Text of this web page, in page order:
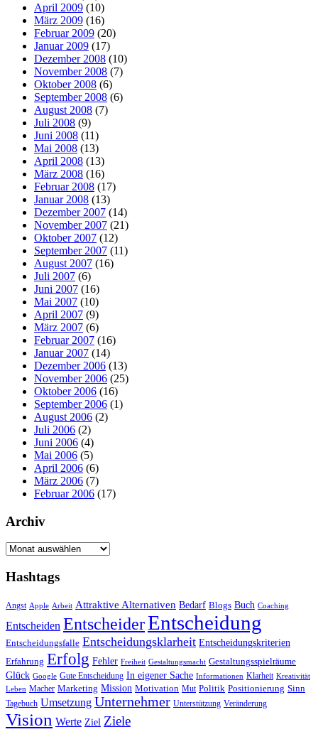
April 2009 (10)
März 2009 (16)
Februar 2009 (20)
Januar 2009 (17)
Dezember 2008 (10)
November 2008 (7)
Oktober 2008 (6)
September 2008 (6)
August 2008 (7)
Juli 2008 (9)
Juni 2008 (11)
Mai 2008 (13)
April 2008 (13)
März 2008 (16)
Februar 2008 (17)
Januar 2008 (13)
Dezember 2007 (14)
November 2007 (21)
Oktober 2007 (12)
September 2007 (11)
August 2007 (16)
Juli 2007 (6)
Juni 2007 (16)
Mai 2007 (10)
April 2007 (9)
März 2007 (6)
Februar 2007 (16)
Januar 2007 (14)
Dezember 2006 (13)
November 2006 (25)
Oktober 2006 (16)
September 2006 (1)
August 2006 (2)
Juli 2006 (2)
Juni 2006 (4)
Mai 2006 (5)
April 2006 (6)
März 2006 (7)
Februar 2006 (17)
Archiv
Archiv
Hashtags
Angst Apple Arbeit Attraktive Alternativen Bedarf Blogs Buch Coaching
Entscheiden EntscheiderEntscheidung
Entscheidungsfalle Entscheidungsklarheit Entscheidungskriterien
Erfahrung Erfolg Fehler Freiheit Gestaltungsmacht Gestaltungsspielräume
Glück Google Gute Entscheidung In eigener Sache Informationen Klarheit Kreativität
Leben Macher Marketing Mission Motivation Mut Politik Positionierung Sinn
Tagebuch Umsetzung Unternehmer Unterstützung Veränderung
Vision Werte Ziel Ziele